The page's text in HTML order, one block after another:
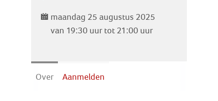
maandag 25 augustus 2025
van 19:30 uur tot 21:00 uur
Over Aanmelden